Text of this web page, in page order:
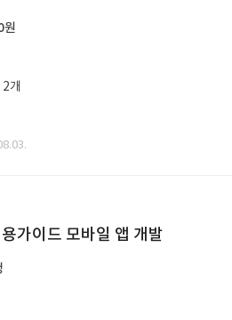
원
개
가이드 모바일 앱 개발